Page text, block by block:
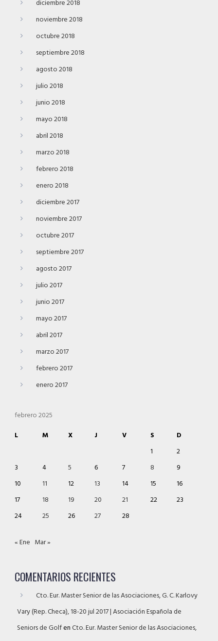
diciembre 2018
noviembre 2018
octubre 2018
septiembre 2018
agosto 2018
julio 2018
junio 2018
mayo 2018
abril 2018
marzo 2018
febrero 2018
enero 2018
diciembre 2017
noviembre 2017
octubre 2017
septiembre 2017
agosto 2017
julio 2017
junio 2017
mayo 2017
abril 2017
marzo 2017
febrero 2017
enero 2017
febrero 2025
L
M X J V S
D
1
2
3
4 5 6 7 8
9
10
11 12 13 14 15
16
17
18 19 20 21 22
23
24
25 26 27 28
« Ene Mar »
COMENTARIOS RECIENTES
Cto. Eur. Master Senior de las Asociaciones, G. C. Karlovy
Vary (Rep. Checa), 18-20 jul 2017 | Asociación Española de
Seniors de GolfenCto. Eur. Master Senior de las Asociaciones,